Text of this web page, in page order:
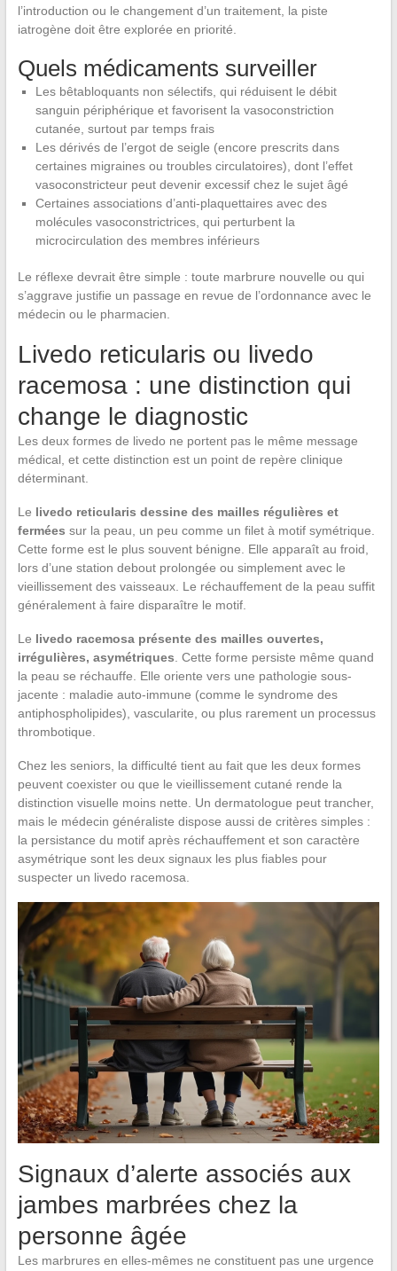
l’introduction ou le changement d’un traitement, la piste
iatrogène doit être explorée en priorité.
Quels médicaments surveiller
Les bêtabloquants non sélectifs, qui réduisent le débit
sanguin périphérique et favorisent la vasoconstriction
cutanée, surtout par temps frais
Les dérivés de l’ergot de seigle (encore prescrits dans
certaines migraines ou troubles circulatoires), dont l’effet
vasoconstricteur peut devenir excessif chez le sujet âgé
Certaines associations d’anti-plaquettaires avec des
molécules vasoconstrictrices, qui perturbent la
microcirculation des membres inférieurs
Le réflexe devrait être simple : toute marbrure nouvelle ou qui
s’aggrave justifie un passage en revue de l’ordonnance avec le
médecin ou le pharmacien.
Livedo reticularis ou livedo
racemosa : une distinction qui
change le diagnostic
Les deux formes de livedo ne portent pas le même message
médical, et cette distinction est un point de repère clinique
déterminant.
Le livedo reticularis dessine des mailles régulières et
fermées sur la peau, un peu comme un filet à motif symétrique.
Cette forme est le plus souvent bénigne. Elle apparaît au froid,
lors d’une station debout prolongée ou simplement avec le
vieillissement des vaisseaux. Le réchauffement de la peau suffit
généralement à faire disparaître le motif.
Le livedo racemosa présente des mailles ouvertes,
irrégulières, asymétriques . Cette forme persiste même quand
la peau se réchauffe. Elle oriente vers une pathologie sous-
jacente : maladie auto-immune (comme le syndrome des
antiphospholipides), vascularite, ou plus rarement un processus
thrombotique.
Chez les seniors, la difficulté tient au fait que les deux formes
peuvent coexister ou que le vieillissement cutané rende la
distinction visuelle moins nette. Un dermatologue peut trancher,
mais le médecin généraliste dispose aussi de critères simples :
la persistance du motif après réchauffement et son caractère
asymétrique sont les deux signaux les plus fiables pour
suspecter un livedo racemosa.
Signaux d’alerte associés aux
jambes marbrées chez la
personne âgée
Les marbrures en elles-mêmes ne constituent pas une urgence